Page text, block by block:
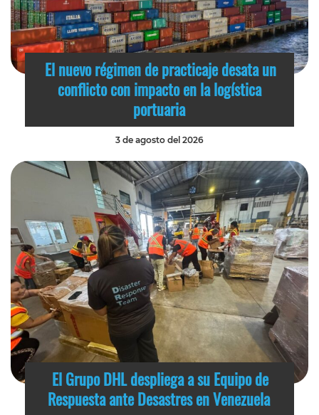
El nuevo régimen de practicaje desata un
conflicto con impacto en la logística
portuaria
3 de agosto del 2026
El Grupo DHL despliega a su Equipo de
Respuesta ante Desastres en Venezuela